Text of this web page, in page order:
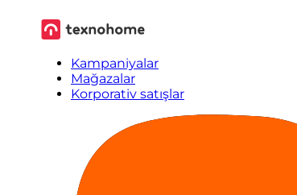
Kampaniyalar
Mağazalar
Korporativ satışlar